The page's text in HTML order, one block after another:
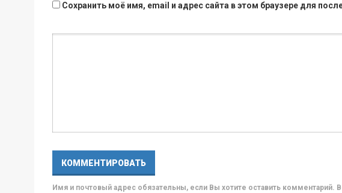
Сохранить моё имя, email и адрес сайта в этом браузере для
Имя и почтовый адрес обязательны, если Вы хотите оставить